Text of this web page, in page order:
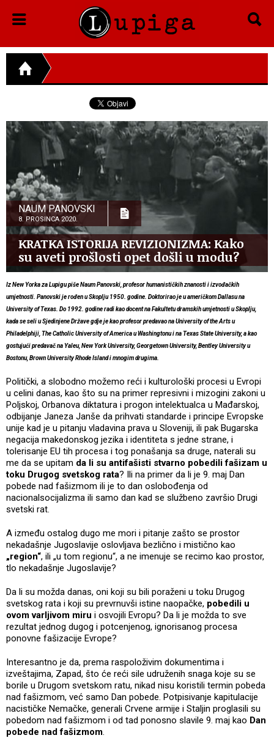
NAUM PANOVSKI
8. PROSINCA 2020.
KRATKA ISTORIJA REVIZIONIZMA: Kako
su aveti prošlosti opet došli u modu?
Iz New Yorka za Lupigu piše Naum Panovski, profesor humanističkih znanosti i izvođačkih
umjetnosti. Panovski je rođen u Skoplju 1950. godine. Doktorirao je u američkom Dallasu na
University of Texas. Do 1992. godine radi kao docent na Fakultetu dramskih umjetnosti u Skoplju,
kada se seli u Sjedinjene Države gdje je kao profesor predavao na University of the Arts u
Philadelphiji, The Catholic University of America u Washingtonu i na Texas State University, a kao
gostujući predavač na Yaleu, New York University, Georgetown University, Bentley University u
Bostonu, Brown University Rhode Island i mnogim drugima.
Politički, a slobodno možemo reći i kulturološki procesi u Evropi
u celini danas, kao što su na primer represivni i mizogini zakoni u
Poljskoj, Orbanova diktatura i progon intelektualca u Mađarskoj,
odbijanje Janeza Janše da prihvati standarde i principe Evropske
unije kad je u pitanju vladavina prava u Sloveniji, ili pak Bugarska
negacija makedonskog jezika i identiteta s jedne strane, i
tolerisanje EU tih procesa i tog ponašanja sa druge, naterali su
me da se upitam da li su antifašisti stvarno pobedili fašizam u
toku Drugog svetskog rata? Ili na primer da li je 9. maj Dan
pobede nad fašizmom ili je to dan oslobođenja od
nacionalsocijalizma ili samo dan kad se službeno završio Drugi
svetski rat.
A između ostalog dugo me mori i pitanje zašto se prostor
nekadašnje Jugoslavije oslovljava bezlično i mistično kao
„region“, ili „u tom regionu“, a ne imenuje se recimo kao prostor,
tlo nekadašnje Jugoslavije?
Da li su možda danas, oni koji su bili poraženi u toku Drugog
svetskog rata i koji su prevrnuvši istine naopačke, pobedili u
ovom varljivom miru i osvojili Evropu? Da li je možda to sve
rezultat jednog dugog i potcenjenog, ignorisanog procesa
ponovne fašizacije Evrope?
Interesantno je da, prema raspoloživim dokumentima i
izveštajima, Zapad, što će reći sile udruženih snaga koje su se
borile u Drugom svetskom ratu, nikad nisu koristili termin pobeda
nad fašizmom, već samo Dan pobede. Potpisivanje kapitulacije
nacističke Nemačke, generali Crvene armije i Staljin proglasili su
pobedom nad fašizmom i od tad ponosno slavile 9. maj kao Dan
pobede nad fašizmom.